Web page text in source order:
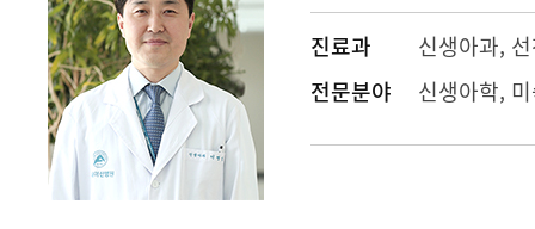
진료과 신생아과,
전문분야
신생아학,